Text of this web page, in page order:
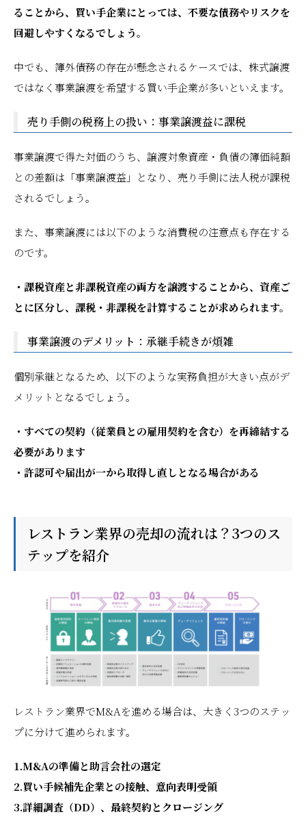
ることから、買い手企業にとっては、不要な債務やリスクを
回避しやすくなるでしょう。
中でも、簿外債務の存在が懸念されるケースでは、株式譲渡
ではなく事業譲渡を希望する買い手企業が多いといえます。
売り手側の税務上の扱い：事業譲渡益に課税
事業譲渡で得た対価のうち、譲渡対象資産・負債の簿価純額
との差額は「事業譲渡益」となり、売り手側に法人税が課税
されるでしょう。
また、事業譲渡には以下のような消費税の注意点も存在する
のです。
・課税資産と非課税資産の両方を譲渡することから、資産ご
とに区分し、課税・非課税を計算することが求められます。
事業譲渡のデメリット：承継手続きが煩雑
個別承継となるため、以下のような実務負担が大きい点がデ
メリットとなるでしょう。
・すべての契約（従業員との雇用契約を含む）を再締結する
必要があります
・許認可や届出が一から取得し直しとなる場合がある
レストラン業界の売却の流れは？3つのス
テップを紹介
レストラン業界でM&Aを進める場合は、大きく3つのステッ
プに分けて進められます。
1.M&Aの準備と助言会社の選定
2.買い手候補先企業との接触、意向表明受領
3.詳細調査（DD）、最終契約とクロージング